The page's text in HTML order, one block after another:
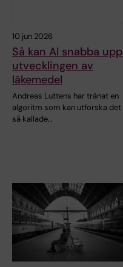
10 jun 2026
Så kan AI snabba upp
utvecklingen av
läkemedel
Andreas Luttens har tränat en
algoritm som kan utforska det
så kallade…